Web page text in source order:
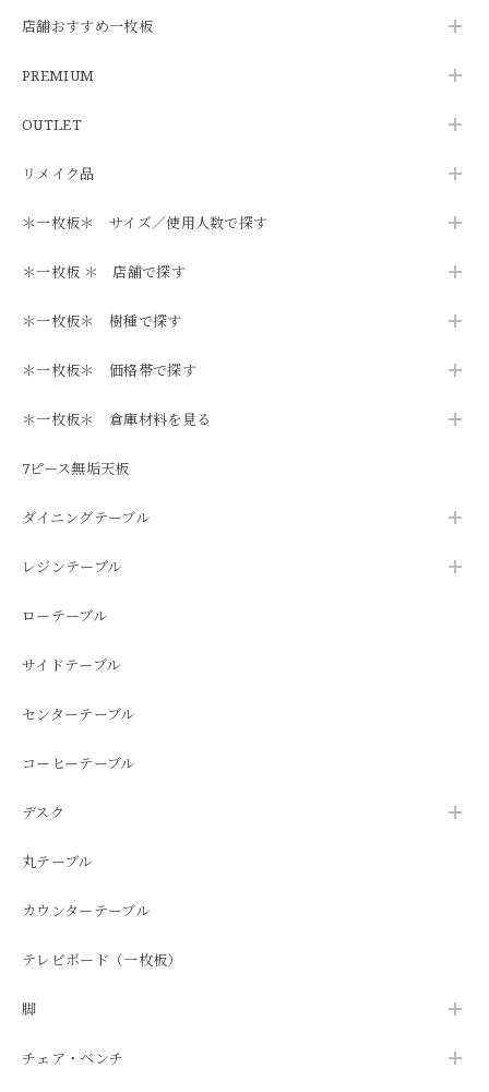
店舗おすすめ一枚板
PREMIUM
OUTLET
リメイク品
＊一枚板＊ サイズ／使用人数で探す
＊一枚板 ＊ 店舗で探す
＊一枚板＊ 樹種で探す
＊一枚板＊ 価格帯で探す
＊一枚板＊ 倉庫材料を見る
7ピース無垢天板
ダイニングテーブル
レジンテーブル
ローテーブル
サイドテーブル
センターテーブル
コーヒーテーブル
デスク
丸テーブル
カウンターテーブル
テレビボード（一枚板）
脚
チェア・ベンチ